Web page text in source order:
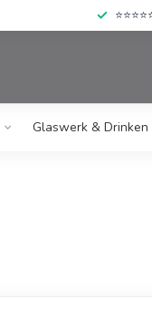
Glaswerk & Drinken